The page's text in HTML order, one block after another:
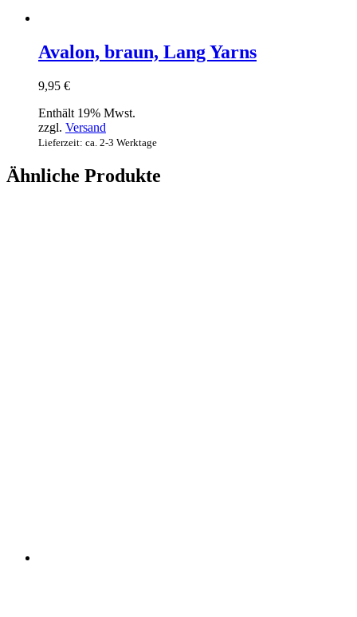
Avalon, braun, Lang Yarns
9,95 €
Enthält 19% Mwst.
zzgl. Versand
Lieferzeit: ca. 2-3 Werktage
Ähnliche Produkte